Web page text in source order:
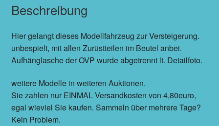
Beschreibung
Hier gelangt dieses Modellfahrzeug zur Versteigerung.
unbespielt, mit allen Zurüstteilen im Beutel anbei.
Aufhänglasche der OVP wurde abgetrennt lt. Detailfoto.
weitere Modelle in weiteren Auktionen.
Sie zahlen nur EINMAL Versandkosten von 4,80euro,
egal wieviel Sie kaufen. Sammeln über mehrere Tage?
Kein Problem.